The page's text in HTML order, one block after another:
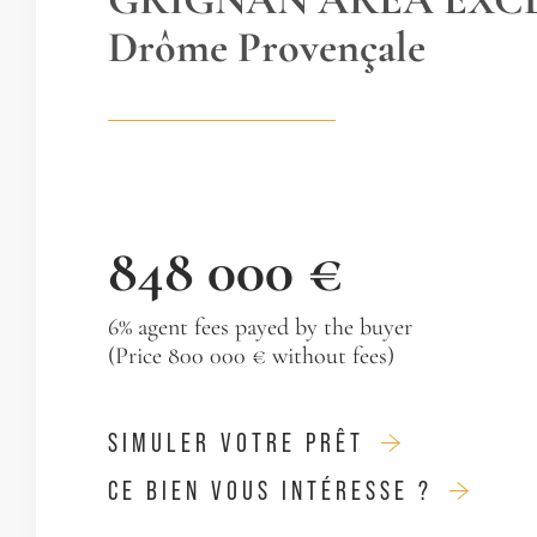
Drôme Provençale
848 000 €
6% agent fees payed by the buyer
(Price 800 000 € without fees)
SIMULER VOTRE PRÊT
CE BIEN VOUS INTÉRESSE ?